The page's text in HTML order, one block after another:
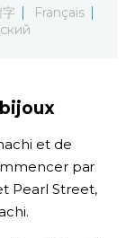
字
Français
et de
par
Pearl Street,